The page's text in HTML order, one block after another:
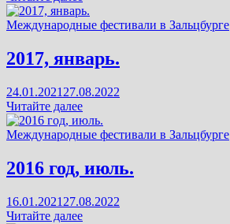
июль
Международные фестивали в Зальцбурге
2017, январь.
24.01.2021 27.08.2022
2017,
январь.
Читайте далее
Международные фестивали в Зальцбурге
2016 год, июль.
16.01.2021 27.08.2022
2016
Читайте далее